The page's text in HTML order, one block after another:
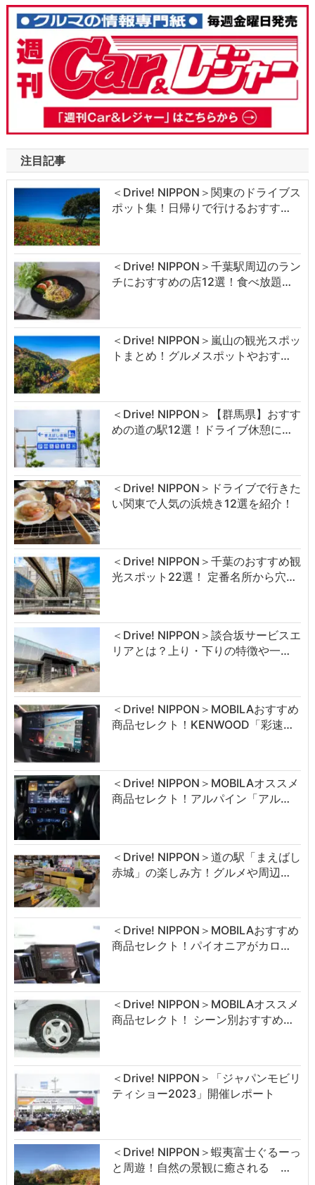
注目記事
＜Drive! NIPPON＞関東のドライブス
ポット集！日帰りで行けるおすす…
＜Drive! NIPPON＞千葉駅周辺のラン
チにおすすめの店12選！食べ放題…
＜Drive! NIPPON＞嵐山の観光スポッ
トまとめ！グルメスポットやおす…
＜Drive! NIPPON＞【群馬県】おすす
めの道の駅12選！ドライブ休憩に…
＜Drive! NIPPON＞ドライブで行きた
い関東で人気の浜焼き12選を紹介！
＜Drive! NIPPON＞千葉のおすすめ観
光スポット22選！ 定番名所から穴…
＜Drive! NIPPON＞談合坂サービスエ
リアとは？上り・下りの特徴や一…
＜Drive! NIPPON＞MOBILAおすすめ
商品セレクト！KENWOOD「彩速…
＜Drive! NIPPON＞MOBILAオススメ
商品セレクト！アルパイン「アル…
＜Drive! NIPPON＞道の駅「まえばし
赤城」の楽しみ方！グルメや周辺…
＜Drive! NIPPON＞MOBILAおすすめ
商品セレクト！パイオニアがカロ…
＜Drive! NIPPON＞MOBILAオススメ
商品セレクト！ シーン別おすすめ…
＜Drive! NIPPON＞「ジャパンモビリ
ティショー2023」開催レポート
＜Drive! NIPPON＞蝦夷富士ぐるーっ
と周遊！自然の景観に癒される …